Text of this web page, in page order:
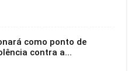
como ponto de
contra a...